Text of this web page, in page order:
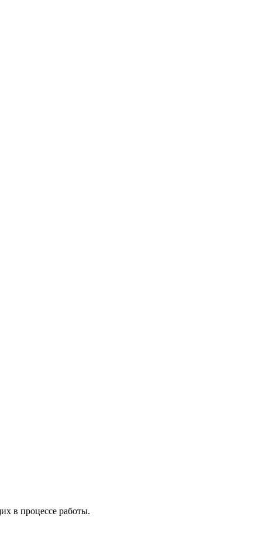
в процессе работы.